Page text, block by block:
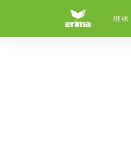
MERK